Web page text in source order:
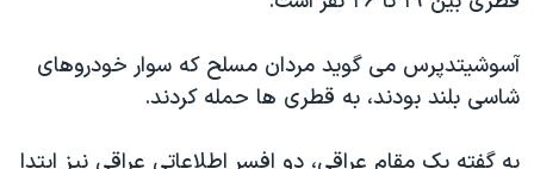
اسرائیل در جنگ
نرگس محمدی برنده جایزه نوبل صلح
همایش محافظه‌کاران آمریکا «سی‌پک»
آسوشیتدپرس می گوید مردان مسلح که سوار خودروهای
شاسی بلند بودند، به قطری ها حمله کردند.